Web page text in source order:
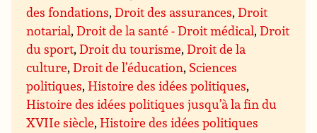
des fondations,Droit des assurances,Droit
notarial,Droit de la santé - Droit médical,Droit
du sport,Droit du tourisme,Droit de la
culture,Droit de l’éducation, Sciences
politiques,Histoire des idées politiques,
Histoire des idées politiques jusqu’à la fin du
XVIIe siècle,Histoire des idées politiques